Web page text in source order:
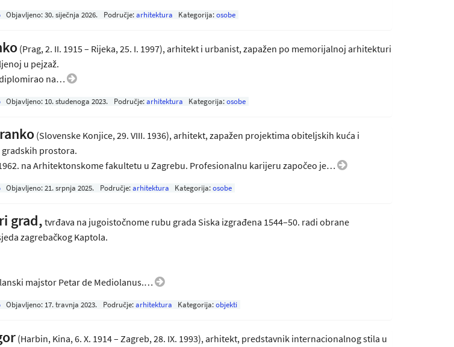
Objavljeno:30. siječnja 2026. Područje: arhitektura Kategorija:osobe
(Prag, 2. II. 1915 – Rijeka, 25. I. 1997), arhitekt i urbanist, zapažen po memorijalnoj arhitekturi
u pejzaž.
na…
Objavljeno: 10. studenoga 2023. Područje: arhitektura Kategorija:osobe
(Slovenske Konjice, 29. VIII. 1936), arhitekt, zapažen projektima obiteljskih kuća i
prostora.
na Arhitektonskome fakultetu u Zagrebu. Profesionalnu karijeru započeo je…
Objavljeno:21. srpnja 2025. Područje: arhitektura Kategorija:osobe
grad,tvrđava na jugoistočnome rubu grada Siska izgrađena 1544–50. radi obrane
zagrebačkog Kaptola.
majstor Petar de Mediolanus.…
Objavljeno: 17. travnja 2023. Područje: arhitektura Kategorija:objekti
(Harbin, Kina, 6. X. 1914 – Zagreb, 28. IX. 1993), arhitekt, predstavnik internacionalnog stila u